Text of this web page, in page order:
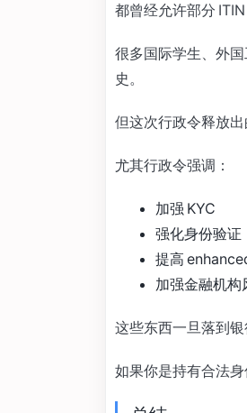
都曾经允许部分 ITIN
很多国际学生、外
史。
但这次行政令释放
尤其行政令强调：
加强 KYC
强化身份验证
提高
加强金融机构
这些东西一旦落到
如果你是持有合法